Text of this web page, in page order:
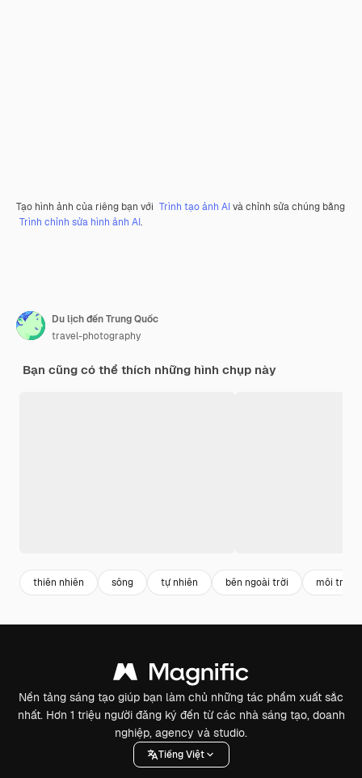
Tạo hình ảnh của riêng bạn với Trình tạo ảnh AIvà chỉnh sửa chúng bằng
Trình chỉnh sửa hình ảnh AI.
Du lịch đến Trung Quốc
travel-photography
Bạn cũng có thể thích những hình chụp này
thiên nhiên sông tự nhiên bên ngoài trời môi
Nền tảng sáng tạo giúp bạn làm chủ những tác phẩm xuất sắc
nhất. Hơn 1 triệu người đăng ký đến từ các nhà sáng tạo, doanh
nghiệp, agency và studio.
Tiếng Việt